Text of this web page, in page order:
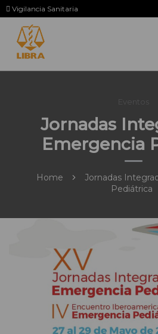
Vigilancia Sanitaria
Eventos
Jornadas
Emergencia
Home
Jornadas
Pediátrica